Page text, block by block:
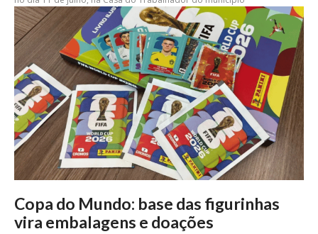
Copa do Mundo: base das figurinhas
vira embalagens e doações